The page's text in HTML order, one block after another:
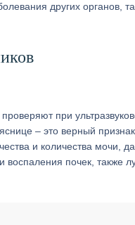
других органов,
при
– это верный
и количества мочи,
почек, также